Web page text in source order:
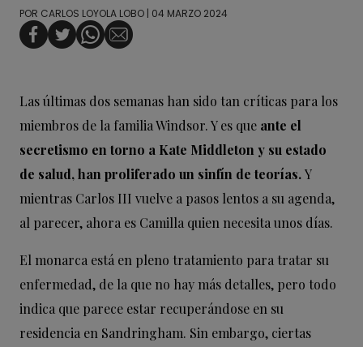
POR CARLOS LOYOLA LOBO | 04 MARZO 2024
Las últimas dos semanas han sido tan críticas para los
miembros de la familia Windsor. Y es que ante el
secretismo en torno a Kate Middleton y su estado
de salud, han proliferado un sinfín de teorías.Y
mientras Carlos III vuelve a pasos lentos a su agenda,
al parecer, ahora es Camilla quien necesita unos días.
El monarca está en pleno tratamiento para tratar su
enfermedad, de la que no hay más detalles, pero todo
indica que parece estar recuperándose en su
residencia en Sandringham. Sin embargo, ciertas